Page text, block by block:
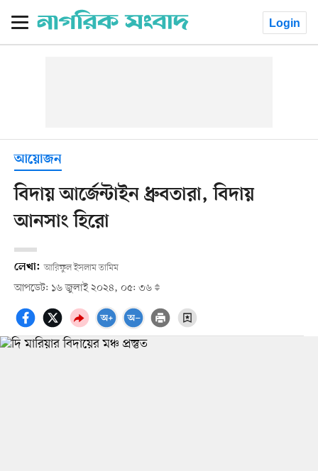
Login
আয়োজন
বিদায় আর্জেন্টাইন ধ্রুবতারা, বিদায়
আনসাং হিরো
লেখা: আরিফুল ইসলাম তামিম
আপডেট: ১৬ জুলাই ২০২৪, ০৫: ৩৬